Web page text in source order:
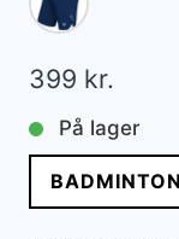
399 kr.
På lager